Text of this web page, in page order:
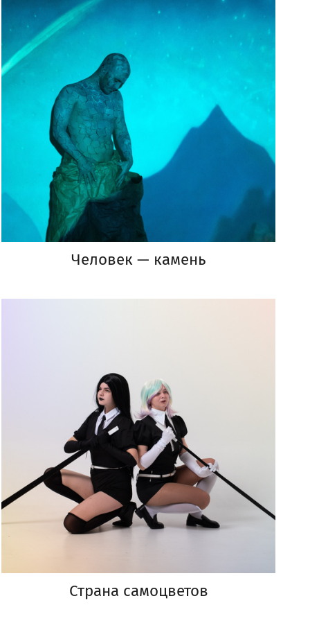
Человек — камень
Страна самоцветов